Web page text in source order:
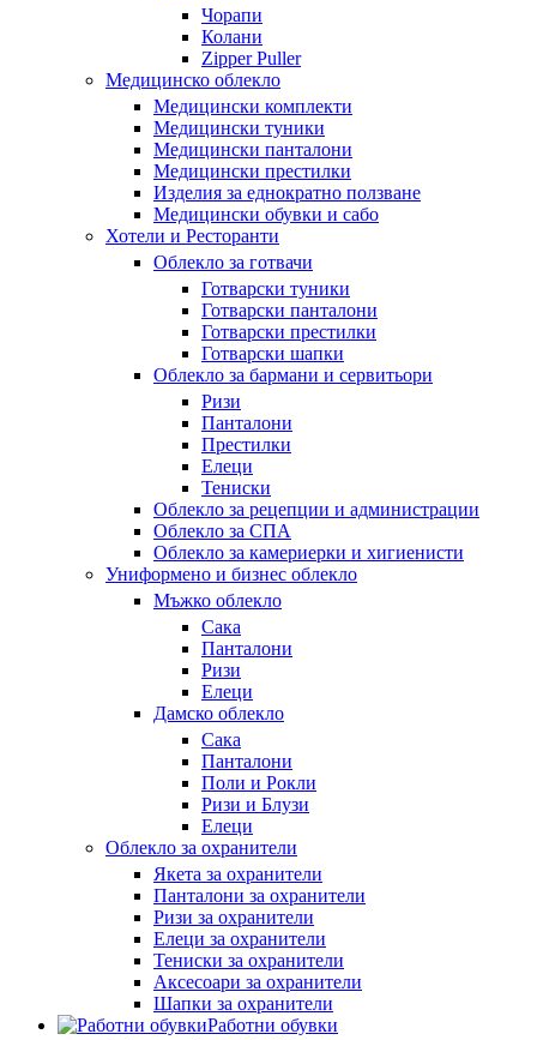
Чорапи
Колани
Zipper Puller
Медицинско облекло
Медицински комплекти
Медицински туники
Медицински панталони
Медицински престилки
Изделия за еднократно ползване
Медицински обувки и сабо
Хотели и Ресторанти
Облекло за готвачи
Готварски туники
Готварски панталони
Готварски престилки
Готварски шапки
Облекло за бармани и сервитьори
Ризи
Панталони
Престилки
Елеци
Тениски
Облекло за рецепции и администрации
Облекло за СПА
Облекло за камериерки и хигиенисти
Униформено и бизнес облекло
Мъжко облекло
Сака
Панталони
Ризи
Елеци
Дамско облекло
Сака
Панталони
Поли и Рокли
Ризи и Блузи
Елеци
Облекло за охранители
Якета за охранители
Панталони за охранители
Ризи за охранители
Елеци за охранители
Тениски за охранители
Аксесоари за охранители
Шапки за охранители
Работни обувки